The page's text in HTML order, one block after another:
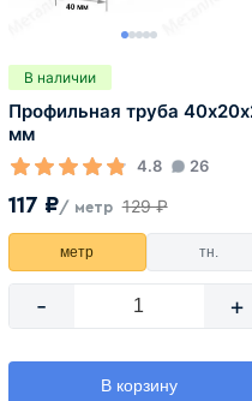
В наличии
Профильная труба
мм
4.8 26
117 ₽/ метр 129 ₽
метр тн.
- +
В корзину